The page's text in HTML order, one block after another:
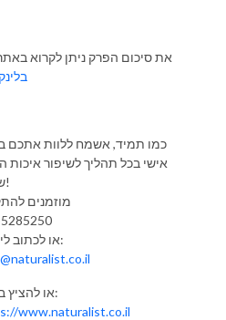
את סיכום הפרק ניתן לקרוא
כמו תמיד, אשמח ללוות אתכם
אישי בכל תהליך לשיפור איכות
שלכם!
:מוזמנים
או לכתוב לי מייל:
או להציץ באתר:
www.naturalist.co.il